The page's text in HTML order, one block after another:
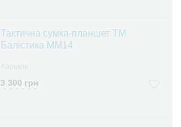
Тактична сумка-планшет ТМ
Балістика ММ14
3 300 грн